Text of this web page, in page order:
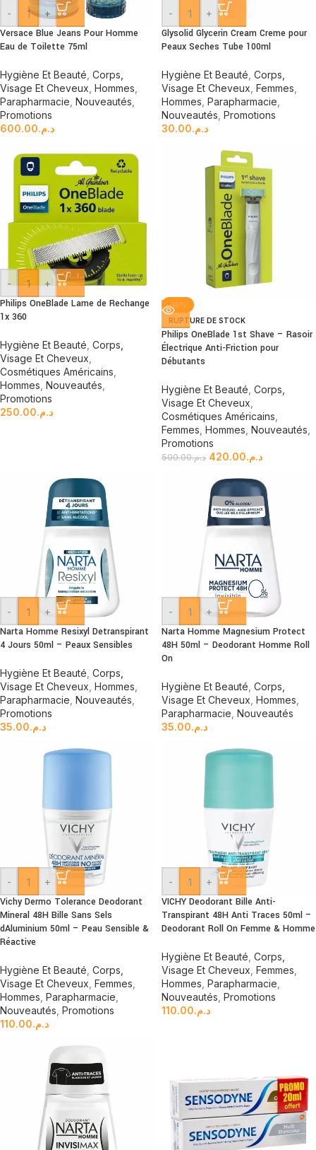
- +
Versace Blue Jeans Pour Homme
Eau de Toilette 75ml
Hygiène Et Beauté Corps,
Visage Et Cheveux Hommes
Parapharmacie Nouveautés
Promotions
د.م.600.00
- +
Glysolid Glycerin Cream Creme pour
Peaux Seches Tube 100ml
Hygiène Et Beauté Corps,
Visage Et Cheveux Femmes
Hommes Parapharmacie
Nouveautés Promotions
د.م.30.00
- +
Philips OneBlade Lame de Rechange
1x 360
Hygiène Et Beauté Corps,
Visage Et Cheveux
Cosmétiques Américains
Hommes Nouveautés
Promotions
د.م.250.00
-16%
RUPTURE DE STOCK
Philips OneBlade 1st Shave – Rasoir
Électrique Anti-Friction pour
Débutants
Hygiène Et Beauté Corps,
Visage Et Cheveux
Cosmétiques Américains
Femmes Hommes Nouveautés
Promotions
د.م.500.00 د.م.420.00
- +
Narta Homme Resixyl Detranspirant
4 Jours 50ml – Peaux Sensibles
Hygiène Et Beauté Corps,
Visage Et Cheveux Hommes
Parapharmacie Nouveautés
Promotions
د.م.35.00
- +
Narta Homme Magnesium Protect
48H 50ml – Deodorant Homme Roll
On
Hygiène Et Beauté Corps,
Visage Et Cheveux Hommes
Parapharmacie Nouveautés
د.م.35.00
- +
Vichy Dermo Tolerance Deodorant
Mineral 48H Bille Sans Sels
dAluminium 50ml – Peau Sensible &
Réactive
Hygiène Et Beauté Corps,
Visage Et Cheveux Femmes
Hommes Parapharmacie
Nouveautés Promotions
د.م.110.00
- +
VICHY Deodorant Bille Anti-
Transpirant 48H Anti Traces 50ml –
Deodorant Roll On Femme & Homme
Hygiène Et Beauté Corps,
Visage Et Cheveux Femmes
Hommes Parapharmacie
Nouveautés Promotions
د.م.110.00